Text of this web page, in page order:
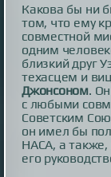
Какова бы ни
том, что ему
совместной
одним
близкий друг
техасцем и
Джонсоном.
с любыми
Советским
он имел бы
НАСА, а также,
его